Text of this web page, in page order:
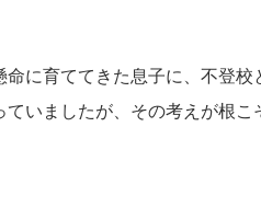
命に育ててきた息子に、不登校
いましたが、その考えが根こ